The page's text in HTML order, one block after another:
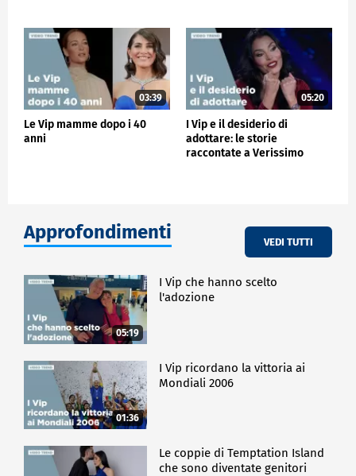
03:39
Le Vip mamme dopo i 40
anni
05:20
I Vip e il desiderio di
adottare: le storie
raccontate a Verissimo
Approfondimenti VEDI TUTTI
05:19
I Vip che hanno scelto
l'adozione
01:36
I Vip ricordano la vittoria ai
Mondiali 2006
Le coppie di Temptation Island
che sono diventate genitori